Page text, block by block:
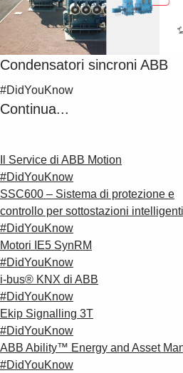
Condensatori sincroni ABB
#DidYouKnow
Continua...
Il Service di ABB Motion
#DidYouKnow
SSC600 – Sistema di protezione e
controllo per sottostazioni intelligenti
#DidYouKnow
Motori IE5 SynRM
#DidYouKnow
i-bus® KNX di ABB
#DidYouKnow
Ekip Signalling 3T
#DidYouKnow
ABB Ability™ Energy and Asset
#DidYouKnow